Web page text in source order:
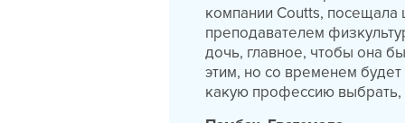
компании Coutts, посещала
преподавателем
дочь, главное, чтобы она
этим, но со временем будет
какую профессию выбрать,